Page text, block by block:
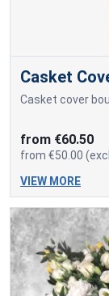
Casket
Casket cover
from €60.50
from €50.00
VIEW MORE